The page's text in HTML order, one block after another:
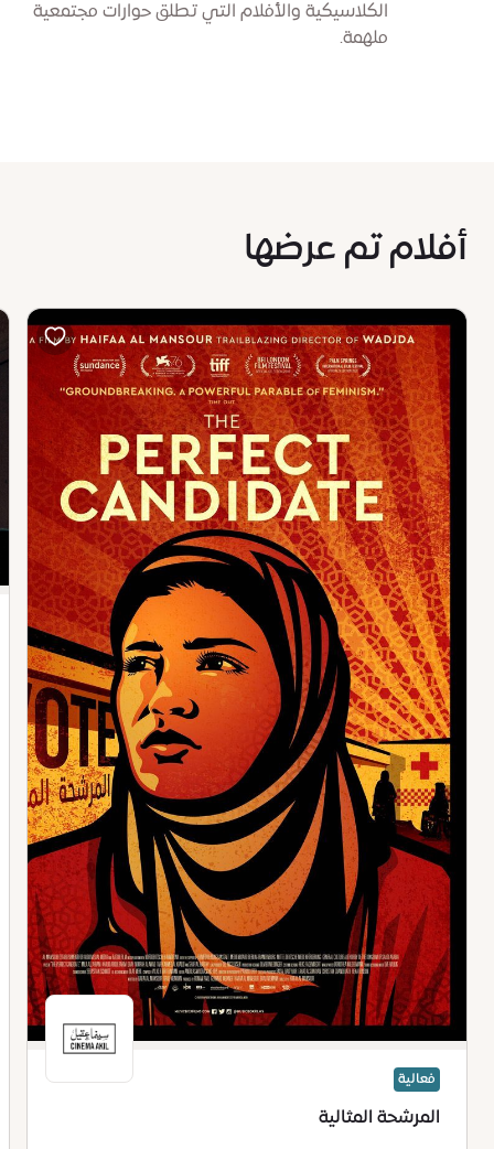
الكلاسيكية والأفلام التي تطلق حوارات مجتمعية
ملهمة.
أفلام تم عرضها
فعالية
المرشحة المثالية